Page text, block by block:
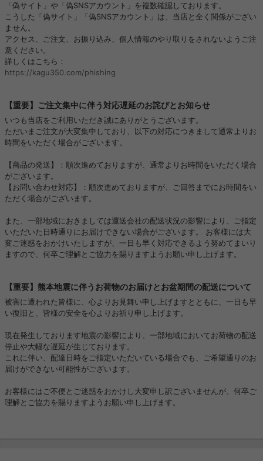
「偽サイト」や「偽SNSアカウント」を複数確認しております。
こうした「偽サイト」「偽SNSアカウント」は、当店と全く関係がござい
ません。
アクセス、ご注文、お振り込み、個人情報のやり取りをされないようご注
意ください。
詳しくはこちら：
https://kagu350.com/phishing
【重要】ご注文集中に伴う対応遅延のお詫びとお知らせ
いつも当店をご利用いただき誠にありがとうございます。
ただいまご注文が大変集中しており、以下の対応につきまして通常よりお
時間をいただく場合がございます。
【商品の発送】：順次進めておりますが、通常よりお時間をいただく場合
がございます。
【お問い合わせ対応】：順次進めておりますが、ご回答までにお時間をい
ただく場合がございます。
また、一部地域におきましては運送会社の配送状況の影響により、ご指定
いただいた日時通りにお届けできない場合がございます。 お客様には大
変ご迷惑をおかけいたしますが、一日も早く対応できるよう努めてまいり
ますので、何卒ご理解とご協力を賜りますようお願い申し上げます。
【重要】熊本地震に伴うお荷物のお届けとお盆期間の配送について
被害に遭われた皆様に、心よりお見舞い申し上げますとともに、一日も早
い復旧と、皆様の安全を心よりお祈り申し上げます。
現在発生しております地震の影響により、一部地域においてお荷物の配送
停止や大幅な遅延が生じております。
これに伴い、配達日時をご指定いただいている場合でも、ご希望通りのお
届けができない可能性がございます。
お客様にはご不便とご迷惑をおかけし大変申し訳ございませんが、何卒ご
理解とご協力を賜りますようお願い申し上げます。